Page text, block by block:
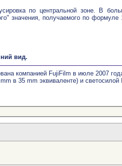
по центральной зоне. В
значения, получаемого по
вид.
компанией FujiFilm в июле 2007
в 35 mm эквиваленте) и